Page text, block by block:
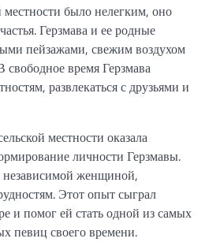
местности было нелегким, оно
Герзмава и ее родные
пейзажами, свежим воздухом
время Герзмава
развлекаться с друзьями и
местности оказала
личности Герзмавы.
женщиной,
Этот опыт сыграл
и помог ей стать одной из самых
певиц своего времени.